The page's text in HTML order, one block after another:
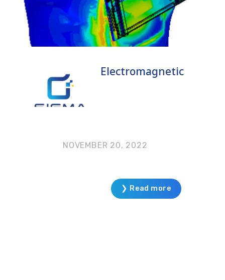
Electromagnetic
NOVEMBER 20, 2022
❯ Read more